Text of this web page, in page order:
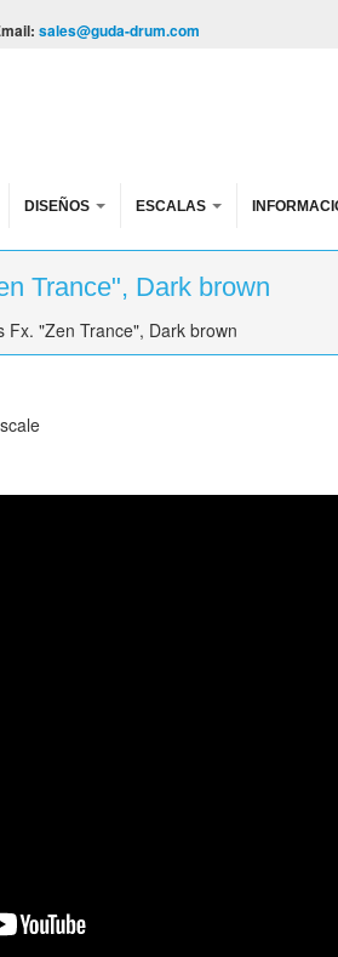
sales@guda-drum.com
DISEÑOS ESCALAS
Trance", Dark brown
Fx. "Zen Trance", Dark brown